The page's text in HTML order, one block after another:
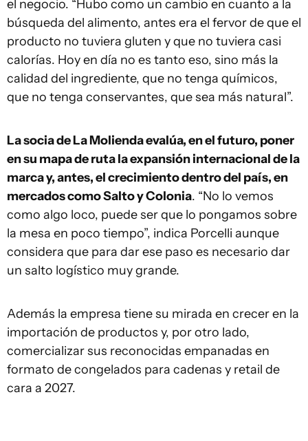
el negocio. “Hubo como un cambio en cuanto a la
búsqueda del alimento, antes era el fervor de que el
producto no tuviera gluten y que no tuviera casi
calorías. Hoy en día no es tanto eso, sino más la
calidad del ingrediente, que no tenga químicos,
que no tenga conservantes, que sea más natural”.
La socia de La Molienda evalúa, en el futuro, poner
en su mapa de ruta la expansión internacional de la
marca y, antes, el crecimiento dentro del país, en
mercados como Salto y Colonia. “No lo vemos
como algo loco, puede ser que lo pongamos sobre
la mesa en poco tiempo”, indica Porcelli aunque
considera que para dar ese paso es necesario dar
un salto logístico muy grande.
Además la empresa tiene su mirada en crecer en la
importación de productos y, por otro lado,
comercializar sus reconocidas empanadas en
formato de congelados para cadenas y retail de
cara a 2027.